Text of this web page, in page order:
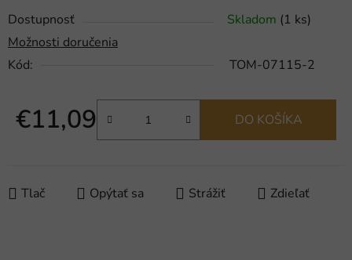
Dostupnosť Skladom (1 ks)
Možnosti doručenia
Kód:
TOM-07115-2
€11,09
Jednotková cena:
DO KOŠÍKA
Tlač Opýtať sa Strážiť Zdieľať